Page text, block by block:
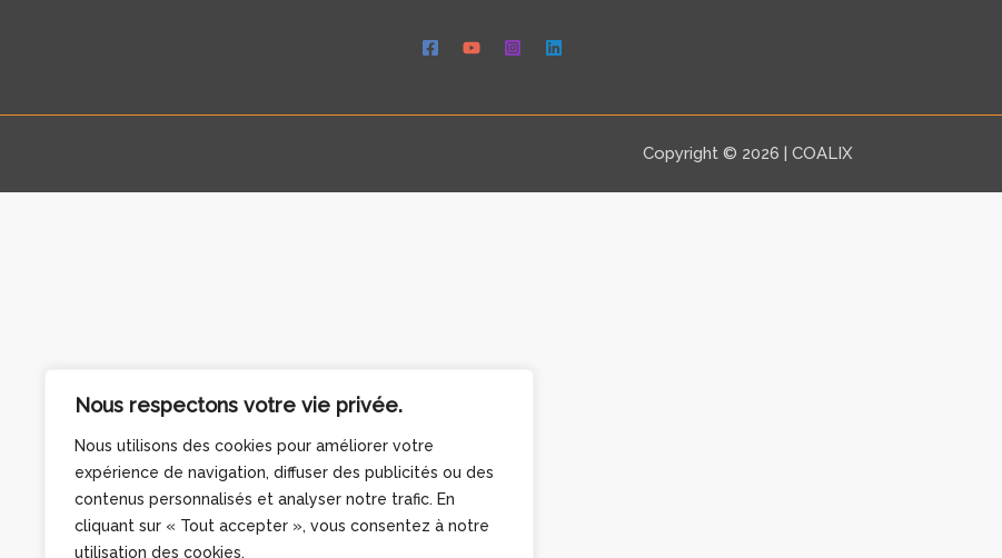
Nous respectons votre vie privée.
Nous utilisons des cookies pour améliorer votre
expérience de navigation, diffuser des publicités ou des
contenus personnalisés et analyser notre trafic. En
cliquant sur « Tout accepter », vous consentez à notre
utilisation des cookies.
Copyright © 2026 | COALIX